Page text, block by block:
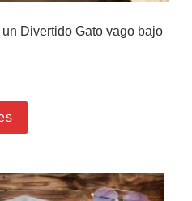
Divertido Gato vago bajo